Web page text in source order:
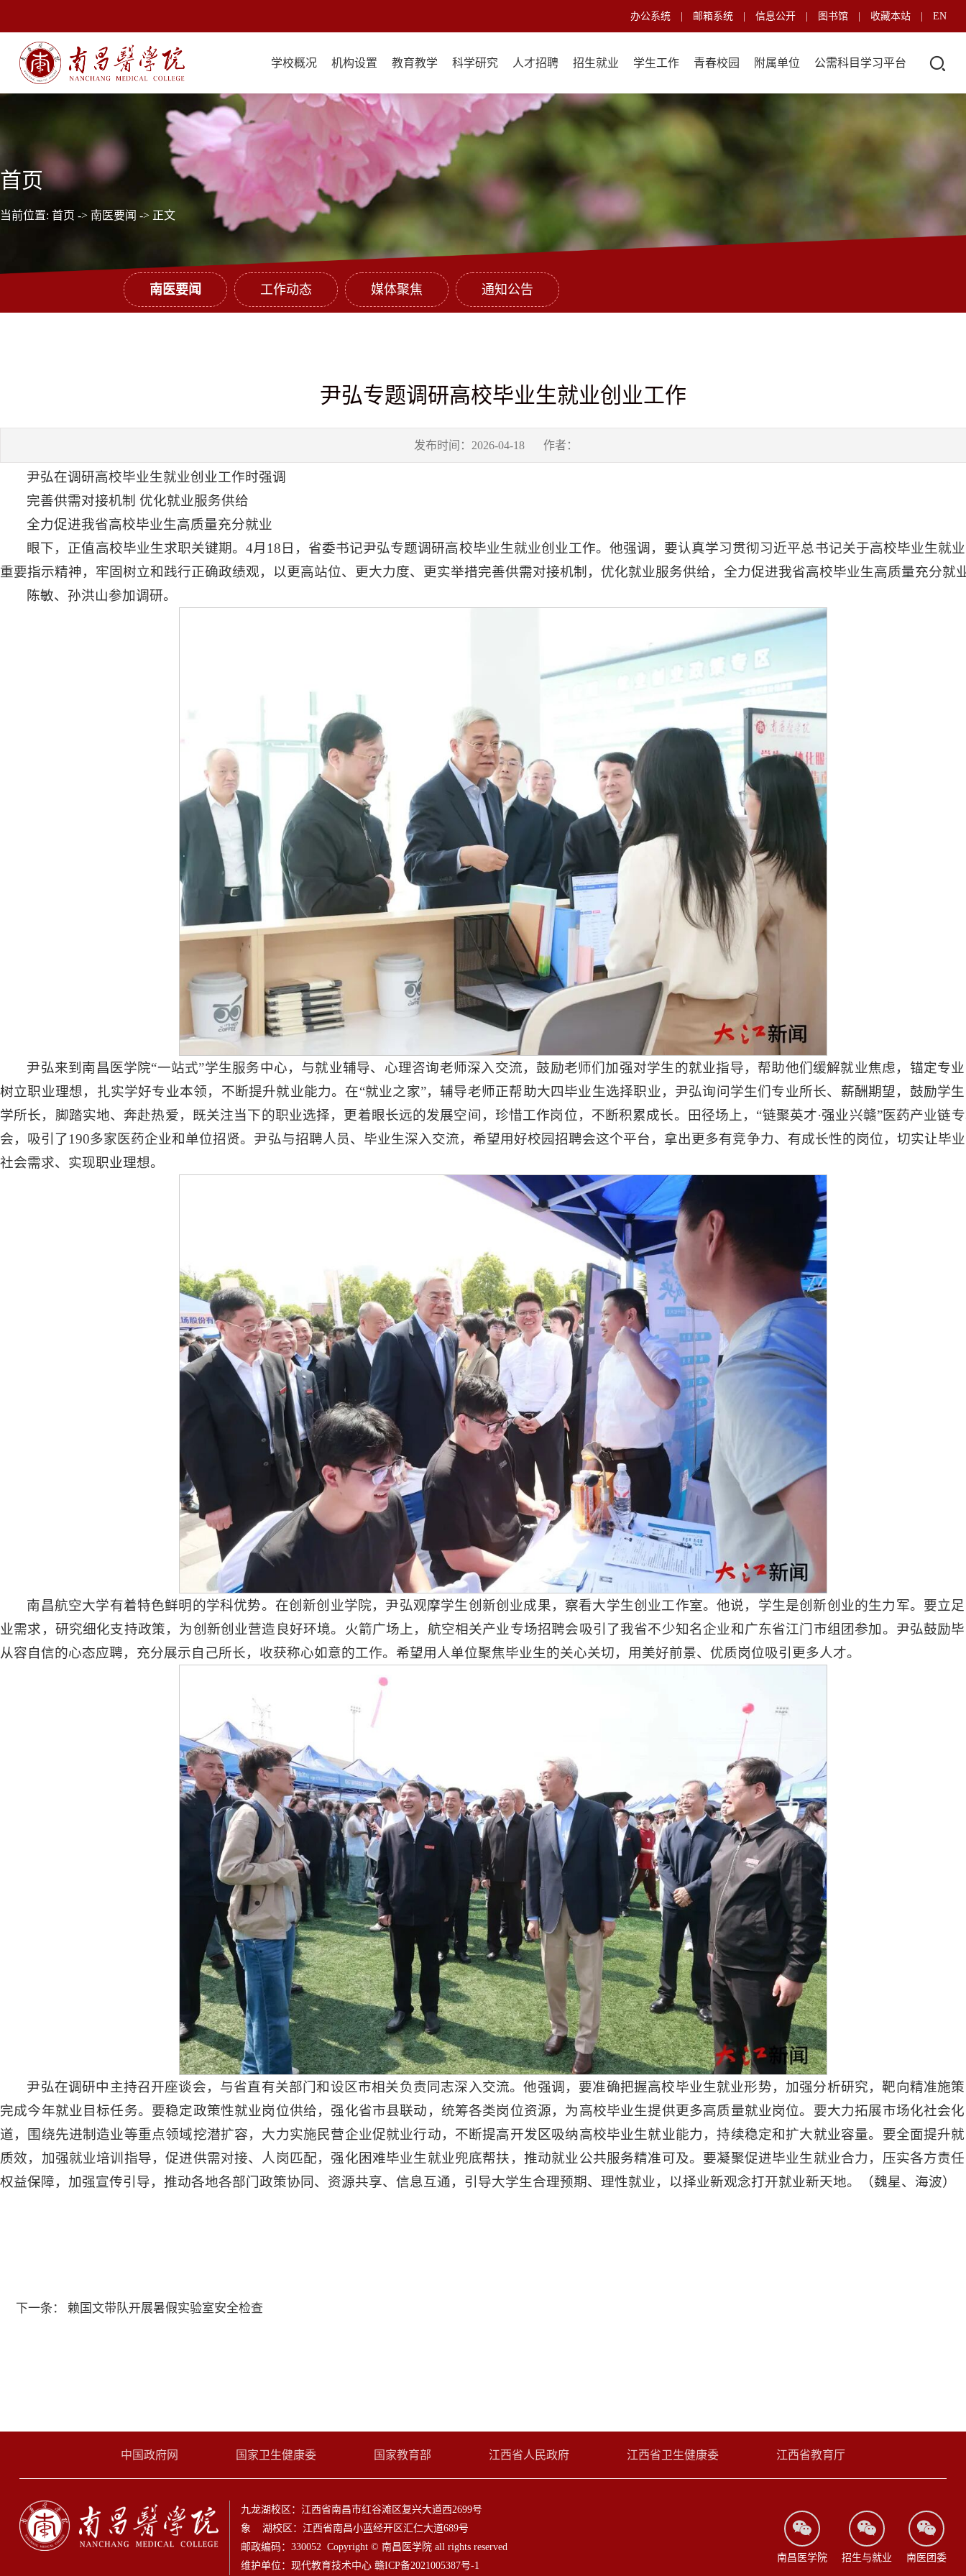

办公系统 邮箱系统 信息公开 图书馆 收藏本站 EN
学校概况 机构设置 教育教学 科学研究 人才招聘 招生就业 学生工作 青春校园 附属单位 公需科目学习平台
首页
当前位置: 首页 -> 南医要闻 -> 正文
南医要闻 工作动态 媒体聚焦 通知公告
尹弘专题调研高校毕业生就业创业工作
发布时间：2026-04-18 作者：
尹弘在调研高校毕业生就业创业工作时强调
完善供需对接机制 优化就业服务供给
全力促进我省高校毕业生高质量充分就业
眼下，正值高校毕业生求职关键期。4月18日，省委书记尹弘专题调研高校毕业生就业创业工作。 他强调， 要认真学习贯彻习近平总书记关于高校毕业生就
重要指示精神，牢固树立和践行正确政绩观，以更高站位、更大力度、更实举措完善供需对接机制，优化就业服务供给，全力促进我省高校毕业生高质量充分就
陈敏、孙洪山参加调研。
尹弘来到南昌医学院“一站式”学生服务中心，与就业辅导、心理咨询老师深入交流， 鼓励老师们加强对学生的就业指导，帮助他们缓解就业焦虑，锚定专
树立职业理想，扎实学好专业本领，不断提升就业能力。在“就业之家”，辅导老师正帮助大四毕业生选择职业，尹弘询问学生们专业所长、薪酬期望， 鼓励学
学所长，脚踏实地、奔赴热爱，既关注当下的职业选择，更着眼长远的发展空间，珍惜工作岗位，不断积累成长。田径场上，“链聚英才·强业兴赣”医药产业链
会，吸引了190多家医药企业和单位招贤。尹弘与招聘人员、毕业生深入交流， 希望用好校园招聘会这个平台，拿出更多有竞争力、有成长性的岗位，切实让毕
社会需求、实现职业理想。
南昌航空大学有着特色鲜明的学科优势。在创新创业学院，尹弘观摩学生创新创业成果，察看大学生创业工作室。他说， 学生是创新创业的生力军。要立
业需求，研究细化支持政策，为创新创业营造良好环境。火箭广场上，航空相关产业专场招聘会吸引了我省不少知名企业和广东省江门市组团参加。 尹弘鼓励
从容自信的心态应聘，充分展示自己所长，收获称心如意的工作。希望用人单位聚焦毕业生的关心关切，用美好前景、优质岗位吸引更多人才。
尹弘在调研中主持召开座谈会，与省直有关部门和设区市相关负责同志深入交流。他强调， 要准确把握高校毕业生就业形势，加强分析研究，靶向精准施
完成今年就业目标任务。要稳定政策性就业岗位供给，强化省市县联动，统筹各类岗位资源，为高校毕业生提供更多高质量就业岗位。要大力拓展市场化社会
道，围绕先进制造业等重点领域挖潜扩容，大力实施民营企业促就业行动，不断提高开发区吸纳高校毕业生就业能力，持续稳定和扩大就业容量。要全面提升
质效，加强就业培训指导，促进供需对接、人岗匹配，强化困难毕业生就业兜底帮扶，推动就业公共服务精准可及。要凝聚促进毕业生就业合力，压实各方责
权益保障，加强宣传引导，推动各地各部门政策协同、资源共享、信息互通，引导大学生合理预期、理性就业，以择业新观念打开就业新天地。（魏星、海波）
下一条： 赖国文带队开展暑假实验室安全检查
中国政府网 国家卫生健康委 国家教育部 江西省人民政府 江西省卫生健康委 江西省教育厅
九龙湖校区：江西省南昌市红谷滩区复兴大道西2699号
象 湖校区：江西省南昌小蓝经开区汇仁大道689号
邮政编码：330052 Copyright © 南昌医学院 all rights reserved
维护单位：现代教育技术中心 赣ICP备2021005387号-1
南昌医学院 招生与就业 南医团委